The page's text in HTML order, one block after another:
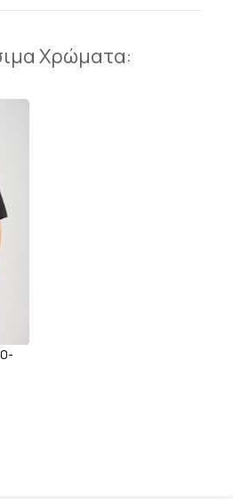
Χρώματα: